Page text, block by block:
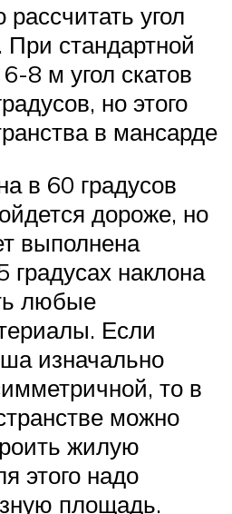
угол
При стандартной
8 м угол скатов
но этого
в мансарде
в 60 градусов
дороже, но
выполнена
градусах наклона
любые
Если
изначально
то в
можно
жилую
этого надо
площадь.